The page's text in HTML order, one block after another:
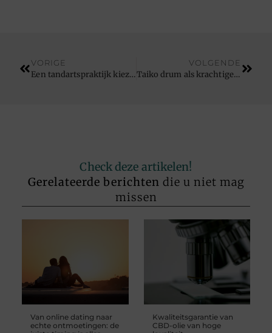
VORIGE
Een tandartspraktijk kiezen in Hannut: zo maak je een geruststellende keuze
VOLGENDE
Taiko drum als krachtige workout voor lichaam en geest
Check deze artikelen!
Gerelateerde berichten die u niet mag
missen
Van online dating naar
echte ontmoetingen: de
Kwaliteitsgarantie van
CBD-olie van hoge